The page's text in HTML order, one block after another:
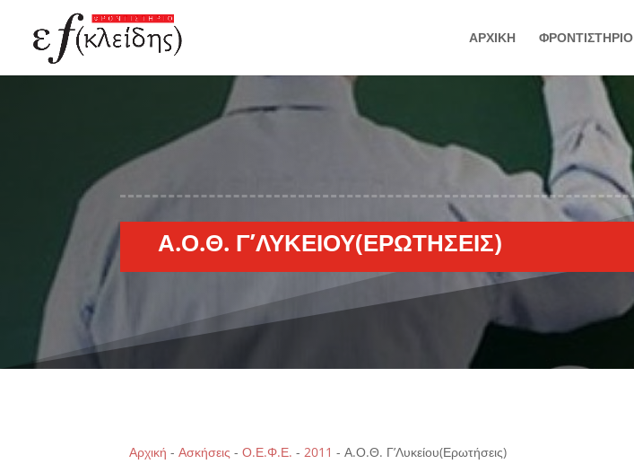
ΑΡΧΙΚΗ ΦΡΟΝΤΙΣΤΗΡΙΟ
Α.Ο.Θ. Γ’ΛΥΚΕΊΟΥ(ΕΡΩΤΉΣΕΙΣ)
Αρχική -Ασκήσεις -Ο.Ε.Φ.Ε. -2011 -Α.Ο.Θ. Γ’Λυκείου(Ερωτήσεις)